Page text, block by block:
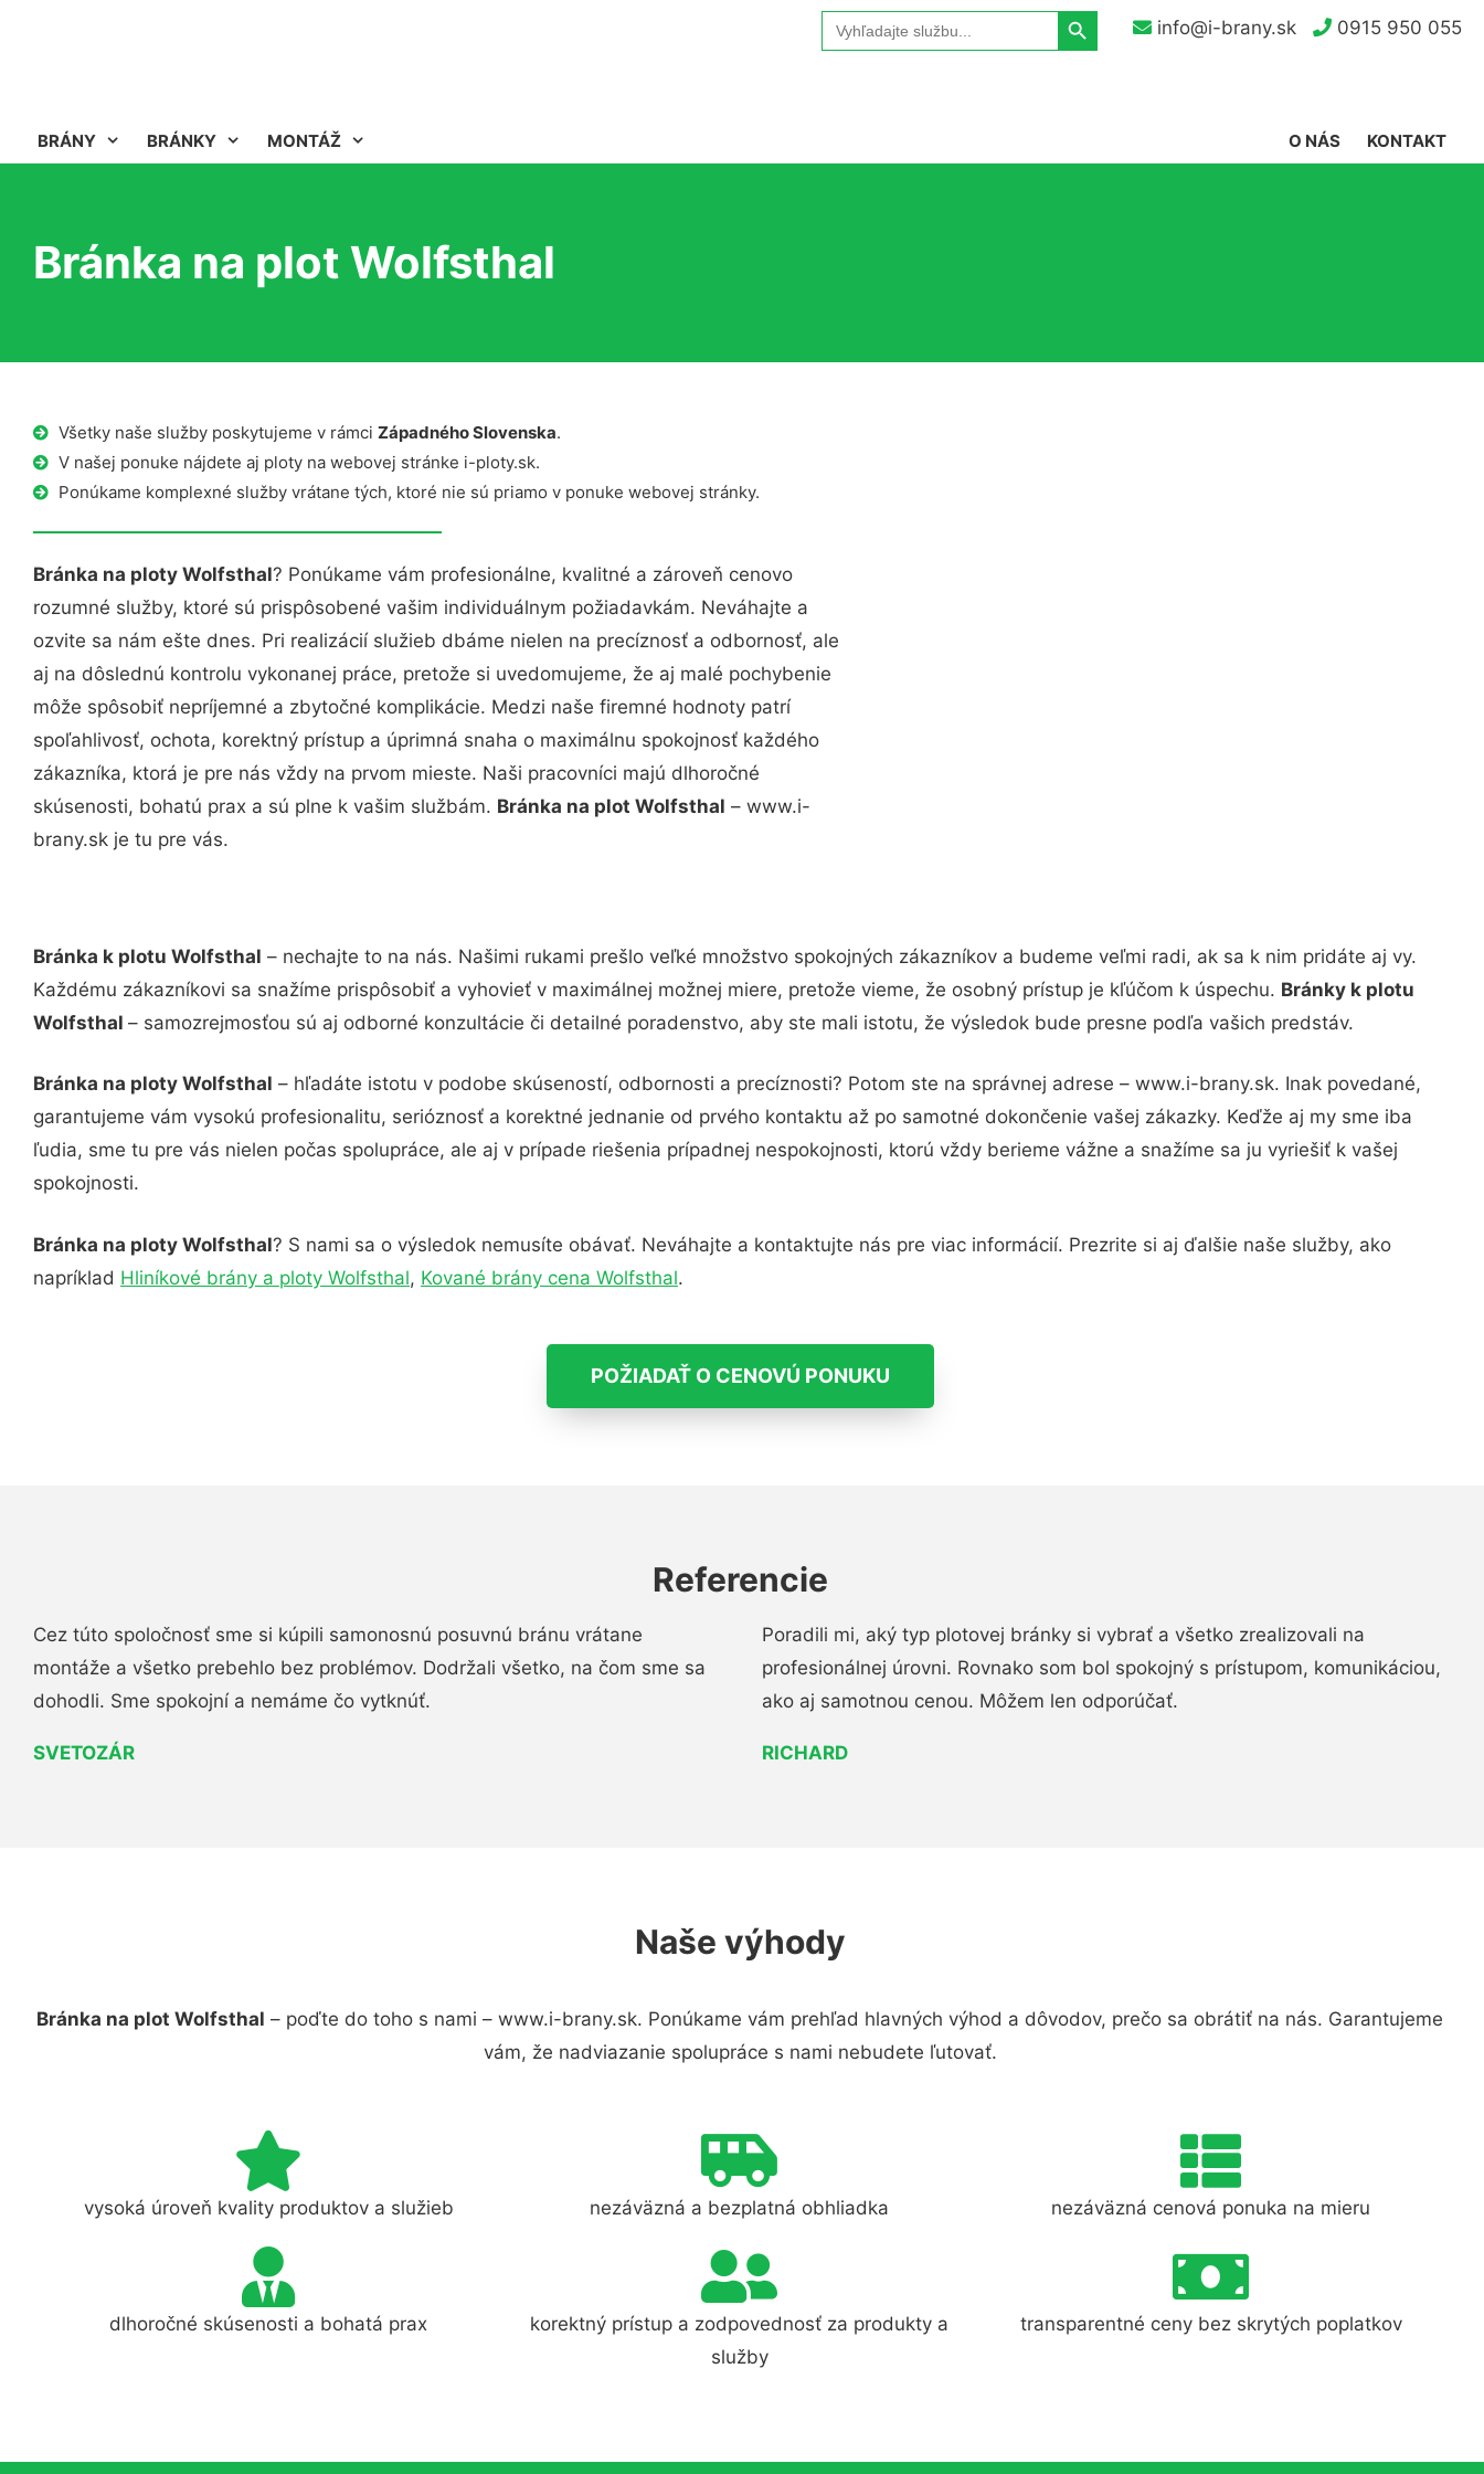
info@i-brany.sk 0915 950 055
Search
for:
Search Button
BRÁNY BRÁNKY MONTÁŽ KONTAKT
O NÁS
Bránka na plot Wolfsthal
Všetky naše služby poskytujeme v rámci Západného Slovenska.
V našej ponuke nájdete aj ploty na webovej stránke i-ploty.sk.
Ponúkame komplexné služby vrátane tých, ktoré nie sú priamo v ponuke webovej stránky.
Bránka na ploty Wolfsthal? Ponúkame vám profesionálne, kvalitné a zároveň cenovo
rozumné služby, ktoré sú prispôsobené vašim individuálnym požiadavkám. Neváhajte a
ozvite sa nám ešte dnes. Pri realizácií služieb dbáme nielen na precíznosť a odbornosť, ale
aj na dôslednú kontrolu vykonanej práce, pretože si uvedomujeme, že aj malé pochybenie
môže spôsobiť nepríjemné a zbytočné komplikácie. Medzi naše firemné hodnoty patrí
spoľahlivosť, ochota, korektný prístup a úprimná snaha o maximálnu spokojnosť každého
zákazníka, ktorá je pre nás vždy na prvom mieste. Naši pracovníci majú dlhoročné
skúsenosti, bohatú prax a sú plne k vašim službám. Bránka na plot Wolfsthal – www.i-
brany.sk je tu pre vás.
Bránka k plotu Wolfsthal – nechajte to na nás. Našimi rukami prešlo veľké množstvo spokojných zákazníkov a budeme veľmi radi, ak sa k nim pridáte aj vy.
Každému zákazníkovi sa snažíme prispôsobiť a vyhovieť v maximálnej možnej miere, pretože vieme, že osobný prístup je kľúčom k úspechu. Bránky k plotu
Wolfsthal – samozrejmosťou sú aj odborné konzultácie či detailné poradenstvo, aby ste mali istotu, že výsledok bude presne podľa vašich predstáv.
Bránka na ploty Wolfsthal – hľadáte istotu v podobe skúseností, odbornosti a precíznosti? Potom ste na správnej adrese – www.i-brany.sk. Inak povedané,
garantujeme vám vysokú profesionalitu, serióznosť a korektné jednanie od prvého kontaktu až po samotné dokončenie vašej zákazky. Keďže aj my sme iba
ľudia, sme tu pre vás nielen počas spolupráce, ale aj v prípade riešenia prípadnej nespokojnosti, ktorú vždy berieme vážne a snažíme sa ju vyriešiť k vašej
spokojnosti.
Bránka na ploty Wolfsthal? S nami sa o výsledok nemusíte obávať. Neváhajte a kontaktujte nás pre viac informácií. Prezrite si aj ďalšie naše služby, ako
napríklad Hliníkové brány a ploty Wolfsthal, Kované brány cena Wolfsthal.
POŽIADAŤ O CENOVÚ PONUKU
Referencie
Cez túto spoločnosť sme si kúpili samonosnú posuvnú bránu vrátane
montáže a všetko prebehlo bez problémov. Dodržali všetko, na čom sme sa
dohodli. Sme spokojní a nemáme čo vytknúť.
SVETOZÁR
Poradili mi, aký typ plotovej bránky si vybrať a všetko zrealizovali na
profesionálnej úrovni. Rovnako som bol spokojný s prístupom, komunikáciou,
ako aj samotnou cenou. Môžem len odporúčať.
RICHARD
Naše výhody
Bránka na plot Wolfsthal – poďte do toho s nami – www.i-brany.sk. Ponúkame vám prehľad hlavných výhod a dôvodov, prečo sa obrátiť na nás. Garantujeme
vám, že nadviazanie spolupráce s nami nebudete ľutovať.
vysoká úroveň kvality produktov a služieb nezáväzná a bezplatná obhliadka nezáväzná cenová ponuka na mieru
dlhoročné skúsenosti a bohatá prax
korektný prístup a zodpovednosť za produkty a
služby
transparentné ceny bez skrytých poplatkov